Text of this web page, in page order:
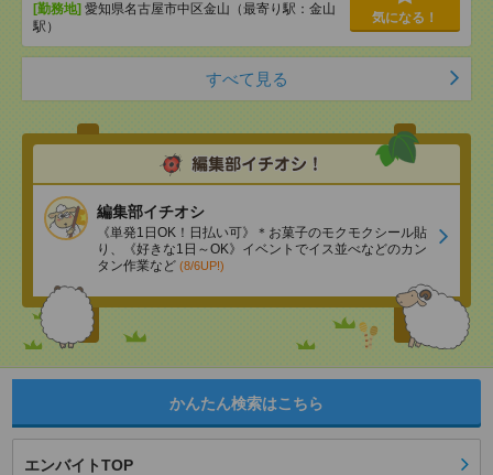
[勤務地] 愛知県名古屋市中区金山（最寄り駅：金山
駅）
気になる！
すべて見る
編集部イチオシ
《単発1日OK！日払い可》＊お菓子のモクモクシール貼
り、《好きな1日～OK》イベントでイス並べなどのカン
タン作業など (8/6UP!)
かんたん検索はこちら
エンバイトTOP